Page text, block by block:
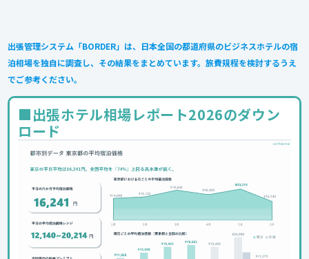
出張管理システム「BORDER」は、日本全国の都道府県のビジネスホテルの宿
泊相場を独自に調査し、その結果をまとめています。旅費規程を検討するうえ
でご参考ください。
■出張ホテル相場レポート2026のダウン
ロード